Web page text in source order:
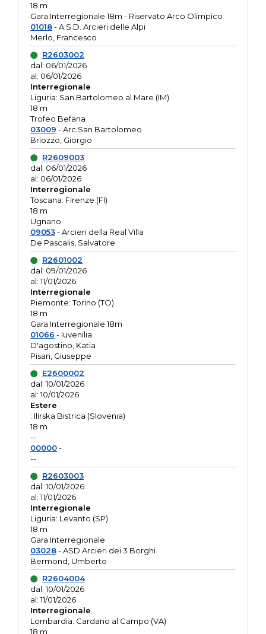
18 m
Gara Interregionale 18m - Riservato Arco Olimpico
01018- A.S.D. Arcieri delle Alpi
Merlo, Francesco
R2603002
dal: 06/01/2026
al: 06/01/2026
Interregionale
Liguria: San Bartolomeo al Mare (IM)
18 m
Trofeo Befana
03009 - Arc.San Bartolomeo
Briozzo, Giorgio
R2609003
dal: 06/01/2026
al: 06/01/2026
Interregionale
Toscana: Firenze (FI)
18 m
Ugnano
09053- Arcieri della Real Villa
De Pascalis, Salvatore
R2601002
dal: 09/01/2026
al: 11/01/2026
Interregionale
Piemonte: Torino (TO)
18 m
Gara Interregionale 18m
01066 - Iuvenilia
D'agostino, Katia
Pisan, Giuseppe
E2600002
dal: 10/01/2026
al: 10/01/2026
Estere
: Ilirska Bistrica (Slovenia)
18 m
--
00000-
--
R2603003
dal: 10/01/2026
al: 11/01/2026
Interregionale
Liguria: Levanto (SP)
18 m
Gara Interregionale
03028- ASD Arcieri dei 3 Borghi
Bermond, Umberto
R2604004
dal: 10/01/2026
al: 11/01/2026
Interregionale
Lombardia: Cardano al Campo (VA)
18 m